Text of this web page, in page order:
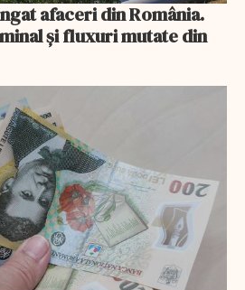
afaceri din România.
și fluxuri mutate din